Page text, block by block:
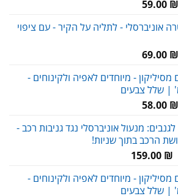
המחיר59.00 ₪
המחיר
הוא:
אוניברסלי - לתליה על הקיר - עם ציפוי
המחיר
90.00
69.00 ₪
המחיר
הוא:
69.00 ₪.
מסיליקון - מיוחדים לאפיה ולקינוחים -
המחיר
65.00
58.00 ₪
המחיר
הוא:
58.00 ₪.
מנעול אוניברסלי נגד גניבות רכב -
הרכב בתוך שניות!
המחיר
היה:
159.00 ₪
המחיר
הוא:
מסיליקון - מיוחדים לאפיה ולקינוחים -